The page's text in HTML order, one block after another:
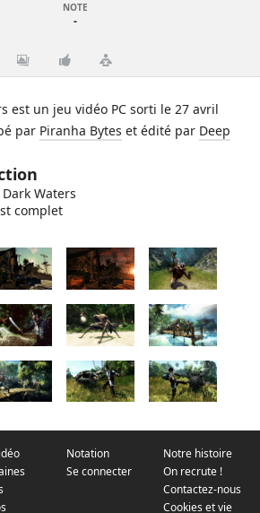
NOTE
-
est un jeu vidéo PC sorti le 27 avril
par Piranha Bytes et édité par Deep
Waters
complet
Notation
Se connecter
Notre histoire
On recrute !
Contactez-nous
Cookies et vie